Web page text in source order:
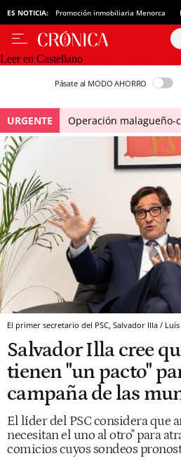
ES NOTICIA: Promoción inmobiliaria Menorca
Leer en Castellano
Pásate al MODO AHORRO
URGENTE Operación malagueño-
El primer secretario del PSC, Salvador Illa /
Salvador Illa cree
tienen "un pacto"
campaña de las
El líder del PSC considera que
necesitan el uno al otro" para
comicios cuyos sondeos